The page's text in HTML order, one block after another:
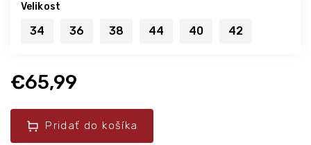
€65,99
Pridať do košíka
Velikost
34 36 38 44 40 42